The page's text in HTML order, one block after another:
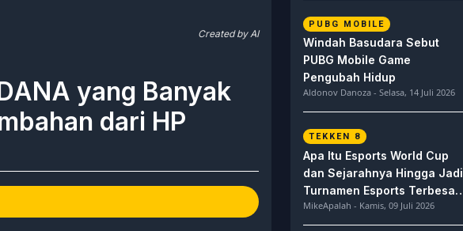
Created by AI
yang Banyak
dari HP
PUBG MOBILE
Windah Basudara Sebut
PUBG Mobile Game
Pengubah Hidup
Aldonov Danoza - Selasa, 14 Juli 2026
TEKKEN 8
Apa Itu Esports World Cup
dan Sejarahnya Hingga Jadi
Turnamen Esports Terbesar
di Dunia
MikeApalah - Kamis, 09 Juli 2026